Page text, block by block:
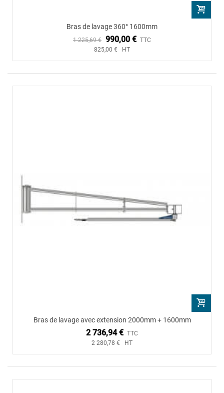
Bras de lavage 360° 1600mm
1 225,69 € 990,00 € TTC
825,00 € HT
Bras de lavage avec extension 2000mm + 1600mm
2 736,94 € TTC
2 280,78 € HT